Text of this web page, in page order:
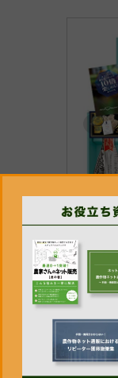
お酒
せ
べセ
本
T-888